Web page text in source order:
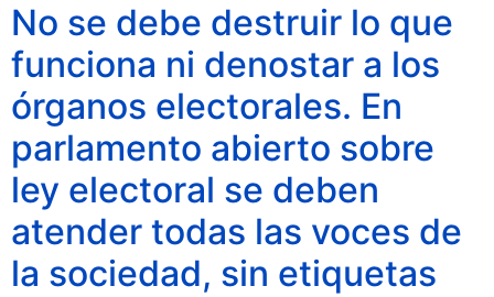
No se debe destruir lo que
funciona ni denostar a los
órganos electorales. En
parlamento abierto sobre
ley electoral se deben
atender todas las voces de
la sociedad, sin etiquetas